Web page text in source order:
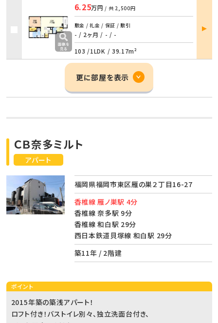
6.25万円 / 共 2,500円
敷金 / 礼金 / 保証 / 敷引
- / 2ヶ月 / - / -
103 /1LDK / 39.17m²
部屋
詳細
更に部屋を表示
アパート
ＣＢ奈多ミルト
福岡県福岡市東区雁の巣２丁目16-27
香椎線 雁ノ巣駅 4分
香椎線 奈多駅 9分
香椎線 和白駅 29分
西日本鉄道貝塚線 和白駅 29分
築11年 / 2階建
ポイント
2015年築の築浅アパート！
ロフト付き！バストイレ別々、独立洗面台付き、